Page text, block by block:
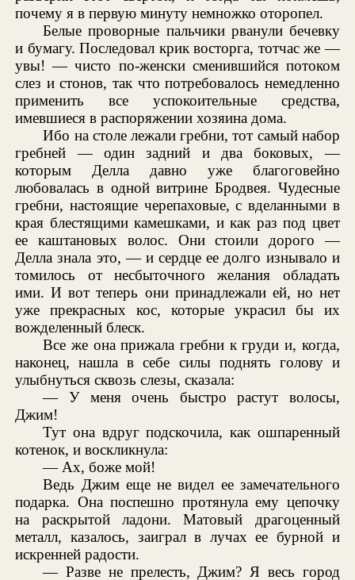
почему я в первую минуту немножко оторопел.
Белые проворные пальчики рванули бечевку
и бумагу. Последовал крик восторга, тотчас же —
увы! — чисто по-женски сменившийся потоком
слез и стонов, так что потребовалось немедленно
применить все успокоительные средства,
имевшиеся в распоряжении хозяина дома.
Ибо на столе лежали гребни, тот самый набор
гребней — один задний и два боковых, —
которым Делла давно уже благоговейно
любовалась в одной витрине Бродвея. Чудесные
гребни, настоящие черепаховые, с вделанными в
края блестящими камешками, и как раз под цвет
ее каштановых волос. Они стоили дорого —
Делла знала это, — и сердце ее долго изнывало и
томилось от несбыточного желания обладать
ими. И вот теперь они принадлежали ей, но нет
уже прекрасных кос, которые украсил бы их
вожделенный блеск.
Все же она прижала гребни к груди и, когда,
наконец, нашла в себе силы поднять голову и
улыбнуться сквозь слезы, сказала:
— У меня очень быстро растут волосы,
Джим!
Тут она вдруг подскочила, как ошпаренный
котенок, и воскликнула:
— Ах, боже мой!
Ведь Джим еще не видел ее замечательного
подарка. Она поспешно протянула ему цепочку
на раскрытой ладони. Матовый драгоценный
металл, казалось, заиграл в лучах ее бурной и
искренней радости.
— Разве не прелесть, Джим? Я весь город